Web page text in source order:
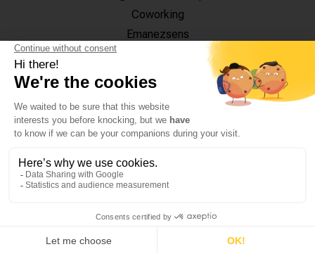
Coworking
Emanezsens
OUR TRAINING CENTRES
Paris
75007 Paris
Monday – Friday : 9h - 13h / 14h - 18h
12 Rue Jean Ossola
06130 Grasse
Monday – Friday : 9h30 – 17h30
© 2020 – CINQUIÈME SENS